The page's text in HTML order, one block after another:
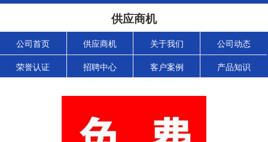
供应商机
公司首页 供应商机 关于我们 公司动态
荣誉认证 招聘中心 客户案例 产品知识